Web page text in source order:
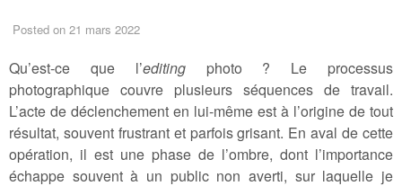
Posted on 21 mars 2022
Qu’est-ce que l’editingphoto ? Le processus
photographique couvre plusieurs séquences de travail.
L’acte de déclenchement en lui-même est à l’origine de tout
résultat, souvent frustrant et parfois grisant. En aval de cette
opération, il est une phase de l’ombre, dont l’importance
échappe souvent à un public non averti, sur laquelle je